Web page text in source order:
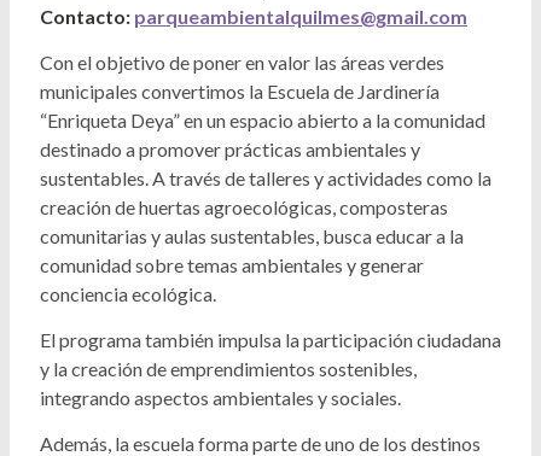
Contacto: parqueambientalquilmes@gmail.com
Con el objetivo de poner en valor las áreas verdes
municipales convertimos la Escuela de Jardinería
“Enriqueta Deya” en un espacio abierto a la comunidad
destinado a promover prácticas ambientales y
sustentables. A través de talleres y actividades como la
creación de huertas agroecológicas, composteras
comunitarias y aulas sustentables, busca educar a la
comunidad sobre temas ambientales y generar
conciencia ecológica.
El programa también impulsa la participación ciudadana
y la creación de emprendimientos sostenibles,
integrando aspectos ambientales y sociales.
Además, la escuela forma parte de uno de los destinos